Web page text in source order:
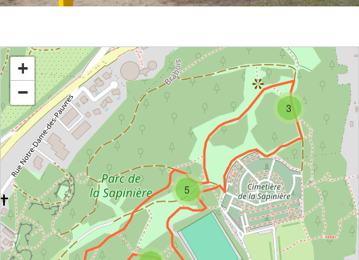
>
3
5
+
−